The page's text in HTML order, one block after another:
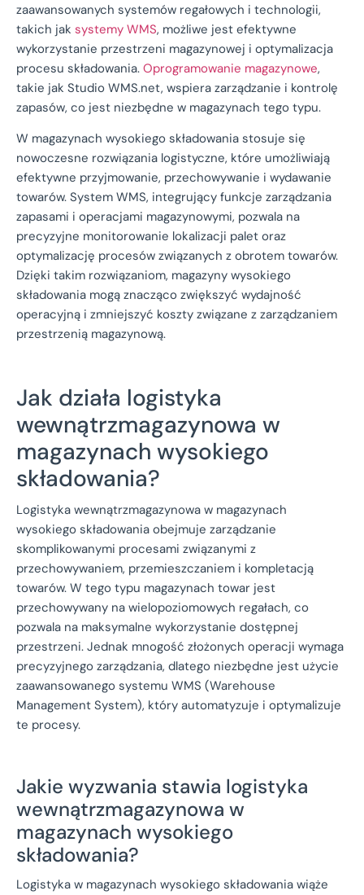
zaawansowanych systemów regałowych i technologii,
takich jak systemy WMS, możliwe jest efektywne
wykorzystanie przestrzeni magazynowej i optymalizacja
procesu składowania. Oprogramowanie magazynowe,
takie jak Studio WMS.net, wspiera zarządzanie i kontrolę
zapasów, co jest niezbędne w magazynach tego typu.
W magazynach wysokiego składowania stosuje się
nowoczesne rozwiązania logistyczne, które umożliwiają
efektywne przyjmowanie, przechowywanie i wydawanie
towarów. System WMS, integrujący funkcje zarządzania
zapasami i operacjami magazynowymi, pozwala na
precyzyjne monitorowanie lokalizacji palet oraz
optymalizację procesów związanych z obrotem towarów.
Dzięki takim rozwiązaniom, magazyny wysokiego
składowania mogą znacząco zwiększyć wydajność
operacyjną i zmniejszyć koszty związane z zarządzaniem
przestrzenią magazynową.
Jak działa logistyka
wewnątrzmagazynowa w
magazynach wysokiego
składowania?
Logistyka wewnątrzmagazynowa w magazynach
wysokiego składowania obejmuje zarządzanie
skomplikowanymi procesami związanymi z
przechowywaniem, przemieszczaniem i kompletacją
towarów. W tego typu magazynach towar jest
przechowywany na wielopoziomowych regałach, co
pozwala na maksymalne wykorzystanie dostępnej
przestrzeni. Jednak mnogość złożonych operacji wymaga
precyzyjnego zarządzania, dlatego niezbędne jest użycie
zaawansowanego systemu WMS (Warehouse
Management System), który automatyzuje i optymalizuje
te procesy.
Jakie wyzwania stawia logistyka
wewnątrzmagazynowa w
magazynach wysokiego
składowania?
Logistyka w magazynach wysokiego składowania wiąże